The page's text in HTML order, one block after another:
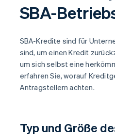
SBA-
SBA-Kredite sind für
sind, um einen Kredit
um sich selbst eine
erfahren Sie, worauf
Antragstellern achten.
Typ und Größe